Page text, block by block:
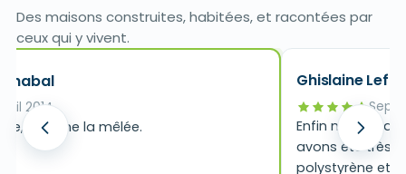
Des maisons construites, habitées, et racontées par
ceux qui y vivent.
2014
comme la mêlée.
Ghislaine Lefol
Enfin notre
avons été très
polystyrène et